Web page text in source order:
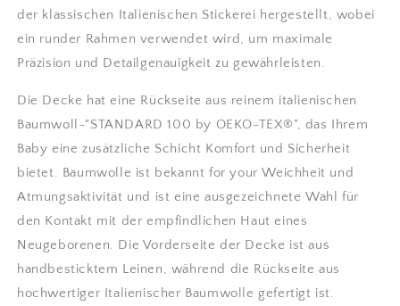
der klassischen Italienischen Stickerei hergestellt, wobei
ein runder Rahmen verwendet wird, um maximale
Präzision und Detailgenauigkeit zu gewährleisten.
Die Decke hat eine Rückseite aus reinem italienischen
Baumwoll-"STANDARD 100 by OEKO-TEX®", das Ihrem
Baby eine zusätzliche Schicht Komfort und Sicherheit
bietet. Baumwolle ist bekannt for your Weichheit und
Atmungsaktivität und ist eine ausgezeichnete Wahl für
den Kontakt mit der empfindlichen Haut eines
Neugeborenen. Die Vorderseite der Decke ist aus
handbesticktem Leinen, während die Rückseite aus
hochwertiger Italienischer Baumwolle gefertigt ist.